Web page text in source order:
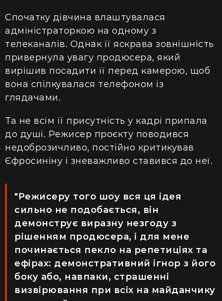
Спочатку дівчина влаштувалася
адміністраторкою на одному з
телеканалів. Однак її яскрава зовнішність
привернула увагу продюсера, який
вирішив посадити її перед камерою, щоб
вона спілкувалася телефоном із
глядачами.
Та не всім її присутність у кадрі припала
до душі. Режисер проєкту поводився
недоброзичливо, постійно критикував
Єфросиніну і зневажливо ставився до неї.
"Режисеру того шоу вся ця ідея
сильно не подобається, він
демонструє виразну незгоду з
рішенням продюсера, і для мене
починається пекло на репетиціях та
ефірах: демонстративний ігнор з його
боку або, навпаки, страшенні
визвірювання при всіх на майданчику